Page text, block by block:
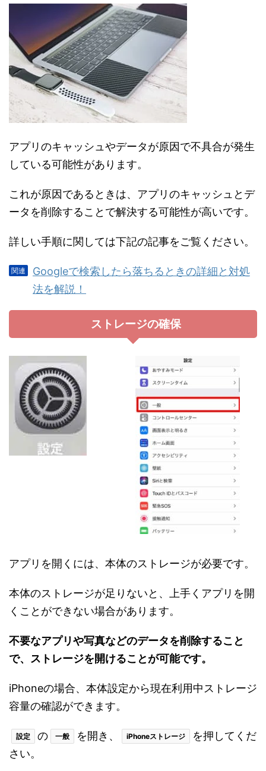
アプリのキャッシュやデータが原因で不具合が発生
している可能性があります。
これが原因であるときは、アプリのキャッシュとデ
ータを削除することで解決する可能性が高いです。
詳しい手順に関しては下記の記事をご覧ください。
Googleで検索したら落ちるときの詳細と対処
法を解説！
ストレージの確保
アプリを開くには、本体のストレージが必要です。
本体のストレージが足りないと、上手くアプリを開
くことができない場合があります。
不要なアプリや写真などのデータを削除すること
で、ストレージを開けることが可能です。
iPhoneの場合、本体設定から現在利用中ストレージ
容量の確認ができます。
設定 の 一般 を開き、 iPhoneストレージ
を押してくだ
さい。